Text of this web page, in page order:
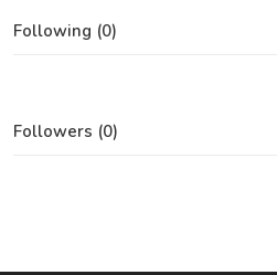
Following (0)
Followers (0)